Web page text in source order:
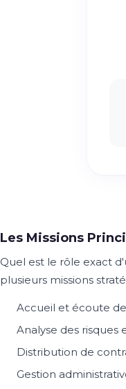
Les Missions
Quel est le rôle exact
plusieurs missions
Accueil et écoute
Analyse des
Distribution de
Gestion